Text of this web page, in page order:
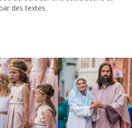
des textes.